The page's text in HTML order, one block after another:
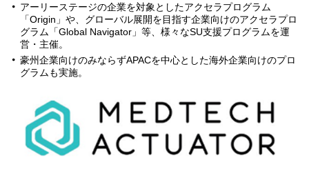
アーリーステージの企業を対象としたアクセラプログラム
「Origin」や、グローバル展開を目指す企業向けのアクセラプロ
グラム「Global Navigator」等、様々なSU支援プログラムを運
営・主催。
豪州企業向けのみならずAPACを中心とした海外企業向けのプロ
グラムも実施。